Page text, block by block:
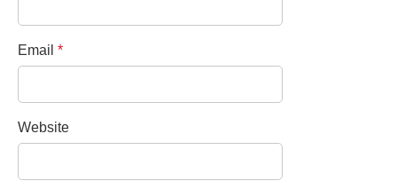
Email *
Website